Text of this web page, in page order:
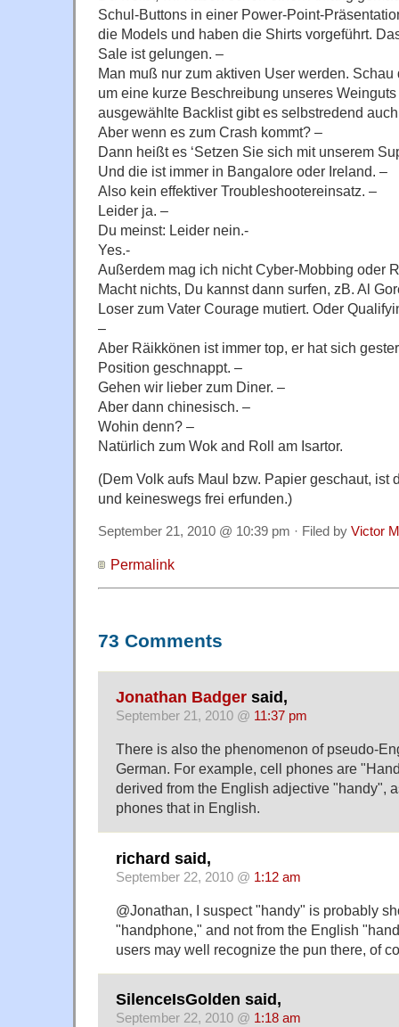
Schul-Buttons in einer Power-Point-
die Models und haben die Shirts vorgeführt.
Sale ist gelungen. –
Man muß nur zum aktiven User werden. Schau
um eine kurze Beschreibung unseres
ausgewählte Backlist gibt es selbstredend
Aber wenn es zum Crash kommt? –
Dann heißt es ‘Setzen Sie sich mit unserem
Und die ist immer in Bangalore oder Ireland. –
Also kein effektiver Troubleshootereinsatz. –
Leider ja. –
Du meinst: Leider nein.-
Yes.-
Außerdem mag ich nicht Cyber-Mobbing oder
Macht nichts, Du kannst dann surfen, zB. Al
Loser zum Vater Courage mutiert. Oder
–
Aber Räikkönen ist immer top, er hat sich
Position geschnappt. –
Gehen wir lieber zum Diner. –
Aber dann chinesisch. –
Wohin denn? –
Natürlich zum Wok and Roll am Isartor.
(Dem Volk aufs Maul bzw. Papier geschaut, ist
und keineswegs frei erfunden.)
September 21, 2010 @ 10:39 pm · Filed by Victor
Permalink
73 Comments
Jonathan Badger said,
September 21, 2010 @ 11:37 pm
There is also the phenomenon of pseudo-
German. For example, cell phones are
derived from the English adjective "handy",
phones that in English.
richard said,
September 22, 2010 @ 1:12 am
@Jonathan, I suspect "handy" is probably
"handphone," and not from the English
users may well recognize the pun there, of
SilenceIsGolden said,
September 22, 2010 @ 1:18 am